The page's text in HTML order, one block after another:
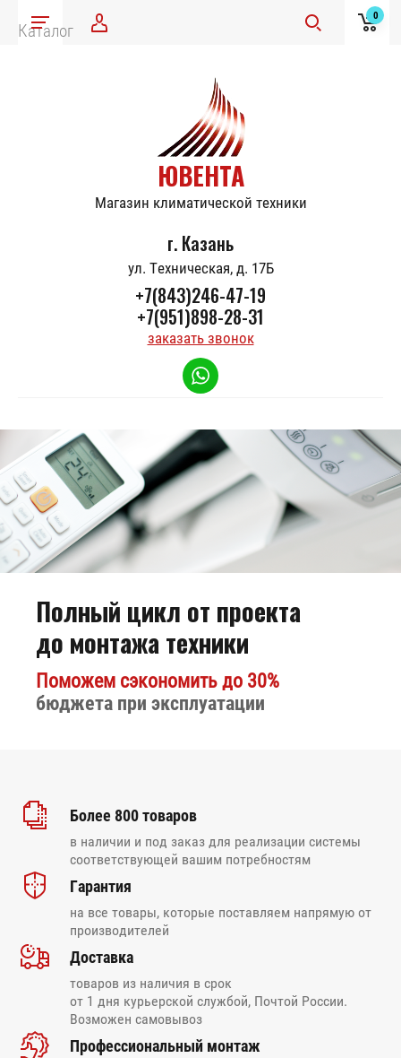
Каталог
0
ЮВЕНТА
Магазин климатической техники
г. Казань
ул. Техническая, д. 17Б
+7(843)246-47-19
+7(951)898-28-31
заказать звонок
Полный цикл от проекта
до монтажа техники
Поможем сэкономить до 30%
бюджета при эксплуатации
Биокамин
Kratki Lima
Более 800 товаров
в наличии и под заказ для реализации системы
соответствующей вашим потребностям
Гарантия
на все товары, которые поставляем напрямую от
производителей
Доставка
товаров из наличия в срок
от 1 дня курьерской службой, Почтой России.
Возможен самовывоз
Профессиональный монтаж